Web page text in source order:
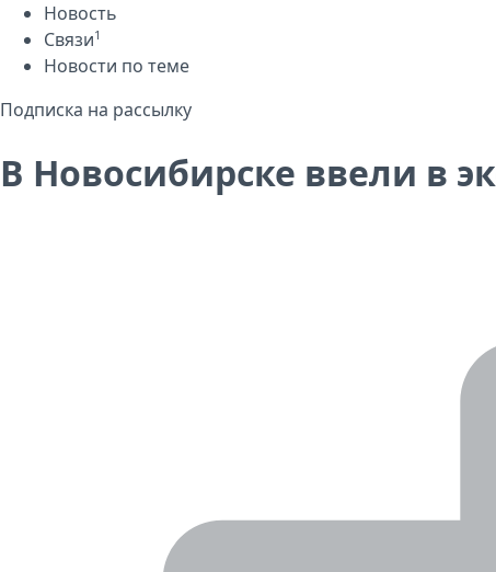
Новость
Связи1
Новости по теме
Подписка на рассылку
В Новосибирске ввели в